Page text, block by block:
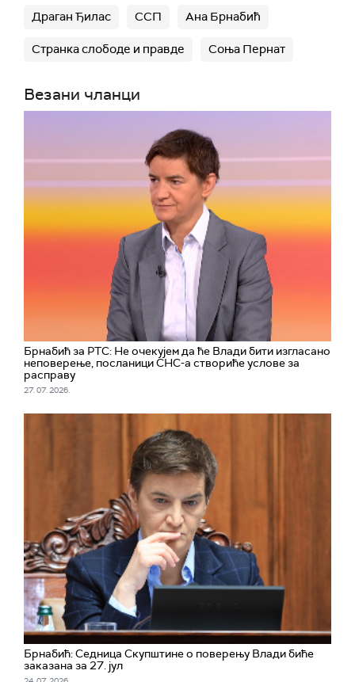
Драган Ђилас ССП Ана Брнабић
Странка слободе и правде Соња Пернат
Везани чланци
Брнабић за РТС: Не очекујем да ће Влади бити изгласано
неповерење, посланици СНС-а створиће услове за
расправу
27. 07. 2026.
Брнабић: Седница Скупштине о поверењу Влади биће
заказана за 27. јул